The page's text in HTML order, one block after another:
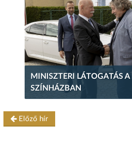
MINISZTERI LÁTOGATÁS A
SZÍNHÁZBAN
Előző hír